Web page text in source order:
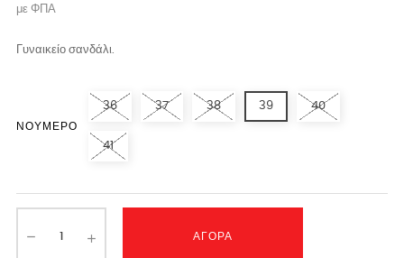
με ΦΠΑ
Γυναικείο σανδάλι.
ΝΟΎΜΕΡΟ
36 37 38 39 40
41
ΑΓΟΡΆ